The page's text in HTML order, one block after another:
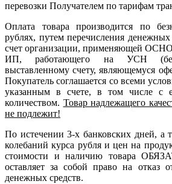
перевозки Получателем по тарифам
Оплата товара производится по
рублях, путем перечисления
счет организации, применяющей
ИП, работающего на УСН
выставленному счету, являющемуся
Покупатель соглашается со всеми
указанным в счете, в том числе с
количеством. Товар надлежащего
не подлежит!
По истечении 3-х банковских дней, а
колебаний курса рубля и цен на
стоимости и наличию товара
оставляет за собой право на отказ
денежных средств.